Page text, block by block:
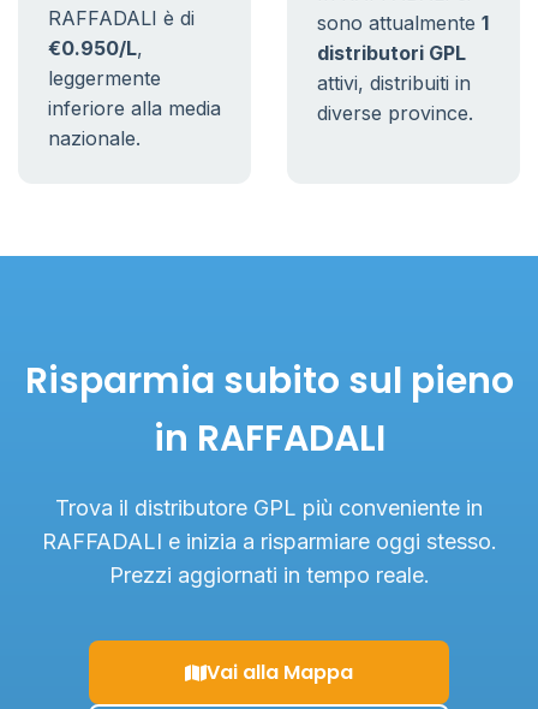
RAFFADALI è di
€0.950/L,
leggermente
inferiore alla media
nazionale.
sono attualmente 1
distributori GPL
attivi, distribuiti in
diverse province.
Risparmia subito sul pieno
in RAFFADALI
Trova il distributore GPL più conveniente in
RAFFADALI e inizia a risparmiare oggi stesso.
Prezzi aggiornati in tempo reale.
Vai alla Mappa